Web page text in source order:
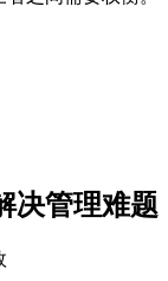
决管理难题